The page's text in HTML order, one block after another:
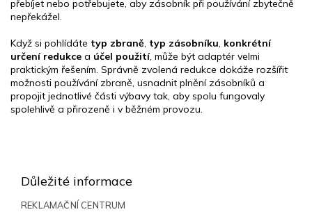
přebíjet nebo potřebujete, aby zásobník při používání zbytečně
nepřekážel.
Když si pohlídáte typ zbraně, typ zásobníku, konkrétní
určení redukce a účel použití, může být adaptér velmi
praktickým řešením. Správně zvolená redukce dokáže rozšířit
možnosti používání zbraně, usnadnit plnění zásobníků a
propojit jednotlivé části výbavy tak, aby spolu fungovaly
spolehlivě a přirozeně i v běžném provozu.
Důležité informace
REKLAMAČNÍ CENTRUM